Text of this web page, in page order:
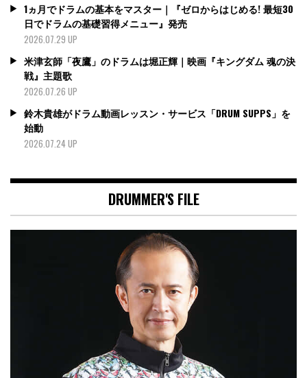
1ヵ月でドラムの基本をマスター｜『ゼロからはじめる! 最短30
日でドラムの基礎習得メニュー』発売
2026.07.29 UP
米津玄師「夜鷹」のドラムは堀正輝｜映画『キングダム 魂の決
戦』主題歌
2026.07.26 UP
鈴木貴雄がドラム動画レッスン・サービス「DRUM SUPPS」を
始動
2026.07.24 UP
DRUMMER'S FILE